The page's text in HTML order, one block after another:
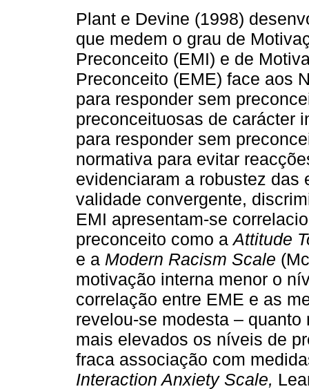
Plant e Devine (1998)
que medem o grau de
Preconceito (EMI) e de
Preconceito (EME) face aos
para responder sem
preconceituosas de carácter
para responder sem
normativa para evitar
evidenciaram a robustez das
validade convergente,
EMI apresentam-se
preconceito como aAttitude
e a Modern Racism Scale
motivação interna menor o
correlação entre EME e as
revelou-se modesta –
mais elevados os níveis de
fraca associação com
Interaction Anxiety Scale,